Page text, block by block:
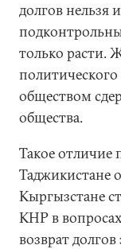
долгов нельзя
только расти.
обществом
общества.
Такое отличие
Таджикистане
Кыргызстане
КНР в
возврат